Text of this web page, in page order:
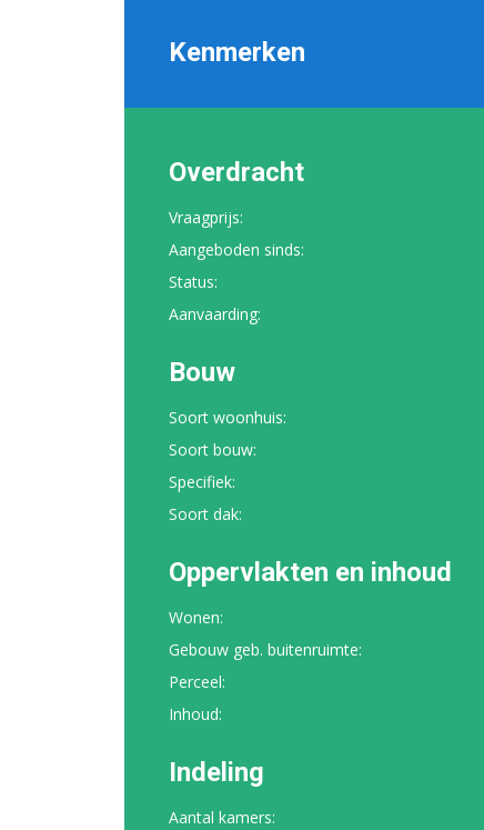
Kenmerken
Overdracht
Vraagprijs:
Aangeboden sinds:
Status:
Aanvaarding:
Bouw
Soort woonhuis:
Soort bouw:
Specifiek:
Soort dak:
Oppervlakten en inhoud
Wonen:
Gebouw geb. buitenruimte:
Perceel:
Inhoud:
Indeling
Aantal kamers: